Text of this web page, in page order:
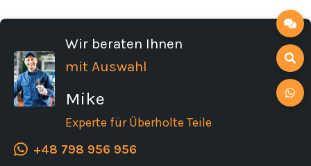
Wir beraten Ihnen
mit Auswahl
Mike
Experte für Überholte Teile
+48 798 956 956